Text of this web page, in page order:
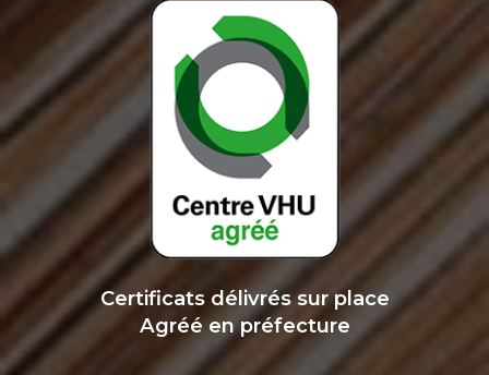
Certificats délivrés sur place
Agréé en préfecture